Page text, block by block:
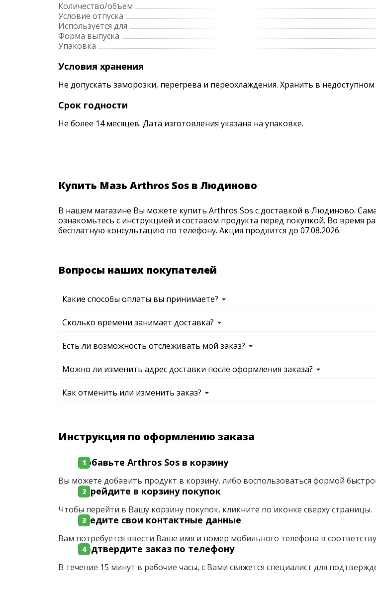
Количество/объем
Условие отпуска
Используется для
Форма выпуска
Упаковка
Условия хранения
Не допускать заморозки, перегрева и переохлаждения. Хранить в недоступном
Срок годности
Не более 14 месяцев. Дата изготовления указана на упаковке.
Купить Мазь Arthros Sos в Людиново
В нашем магазине Вы можете купить Arthros Sos с доставкой в Людиново.
ознакомьтесь с инструкцией и составом продукта перед покупкой. Во время
бесплатную консультацию по телефону. Акция продлится до 07.08.2026.
Вопросы наших покупателей
Какие способы оплаты вы принимаете?
Сколько времени занимает доставка?
Есть ли возможность отслеживать мой заказ?
Можно ли изменить адрес доставки после оформления заказа?
Как отменить или изменить заказ?
Инструкция по оформлению заказа
Добавьте Arthros Sos в корзину
Вы можете добавить продукт в корзину, либо воспользоваться формой
Перейдите в корзину покупок
Чтобы перейти в Вашу корзину покупок, кликните по иконке сверху страницы.
Введите свои контактные данные
Вам потребуется ввести Ваше имя и номер мобильного телефона в
Подтвердите заказ по телефону
В течение 15 минут в рабочие часы, с Вами свяжется специалист для